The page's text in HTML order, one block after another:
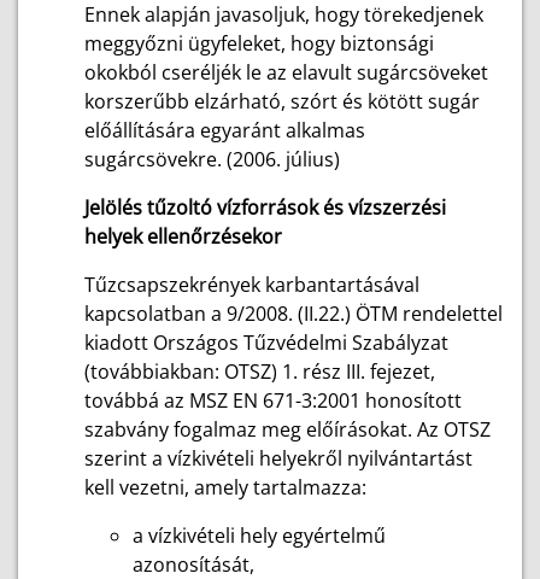
Ennek alapján javasoljuk, hogy törekedjenek
meggyőzni ügyfeleket, hogy biztonsági
okokból cseréljék le az elavult sugárcsöveket
korszerűbb elzárható, szórt és kötött sugár
előállítására egyaránt alkalmas
sugárcsövekre. (2006. július)
Jelölés tűzoltó vízforrások és vízszerzési
helyek ellenőrzésekor
Tűzcsapszekrények karbantartásával
kapcsolatban a 9/2008. (II.22.) ÖTM rendelettel
kiadott Országos Tűzvédelmi Szabályzat
(továbbiakban: OTSZ) 1. rész III. fejezet,
továbbá az MSZ EN 671-3:2001 honosított
szabvány fogalmaz meg előírásokat. Az OTSZ
szerint a vízkivételi helyekről nyilvántartást
kell vezetni, amely tartalmazza:
a vízkivételi hely egyértelmű
azonosítását,